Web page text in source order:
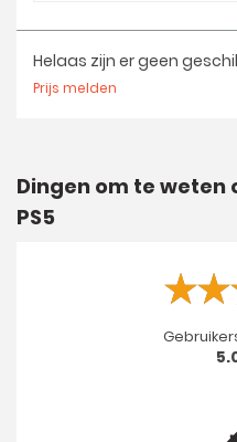
Helaas zijn er geen
Prijs melden
Dingen om te weten
PS5